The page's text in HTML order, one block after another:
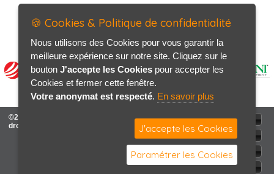
©2026-2027 MOTIN Frères tous
droits réservés
ACCUEIL
Politique de confidentialité
Contact / Plan
🍪 Cookies & Politique de confidentialité
Nous utilisons des Cookies pour vous garantir la
meilleure expérience sur notre site. Cliquez sur le
bouton J'accepte les Cookies pour accepter les
Cookies et fermer cette fenêtre.
Votre anonymat est respecté. En savoir plus
J'accepte les Cookies
Paramétrer les Cookies